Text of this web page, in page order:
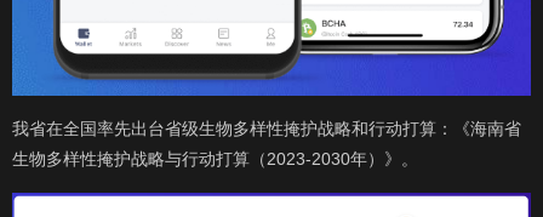
我省在全国率先出台省级生物多样性掩护战略和行动打算：《海南省
生物多样性掩护战略与行动打算（2023-2030年）》。